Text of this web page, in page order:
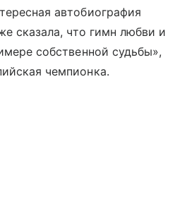
автобиография
сказала, что гимн любви и
собственной судьбы»,
чемпионка.